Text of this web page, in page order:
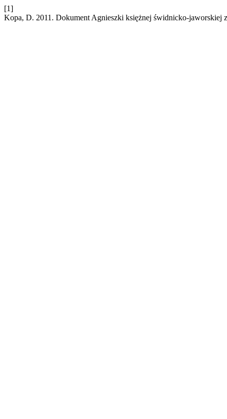
[1]
Kopa, D. 2011. Dokument Agnieszki księżnej świdnicko-jaworskiej